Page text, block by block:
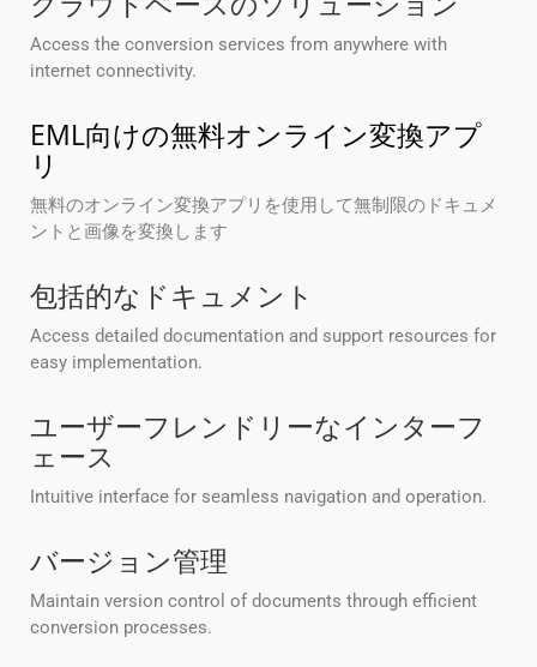
Access the conversion services from anywhere with
internet connectivity.
EML向けの無料オンライン変換アプ
リ
無料のオンライン変換アプリを使用して無制限のドキュメ
ントと画像を変換します
包括的なドキュメント
Access detailed documentation and support resources for
easy implementation.
ユーザーフレンドリーなインターフ
ェース
Intuitive interface for seamless navigation and operation.
バージョン管理
Maintain version control of documents through efficient
conversion processes.